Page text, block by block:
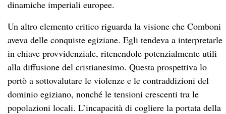
dinamiche imperiali europee.
Un altro elemento critico riguarda la visione che Comboni
aveva delle conquiste egiziane. Egli tendeva a interpretarle
in chiave provvidenziale, ritenendole potenzialmente utili
alla diffusione del cristianesimo. Questa prospettiva lo
portò a sottovalutare le violenze e le contraddizioni del
dominio egiziano, nonché le tensioni crescenti tra le
popolazioni locali. L’incapacità di cogliere la portata della